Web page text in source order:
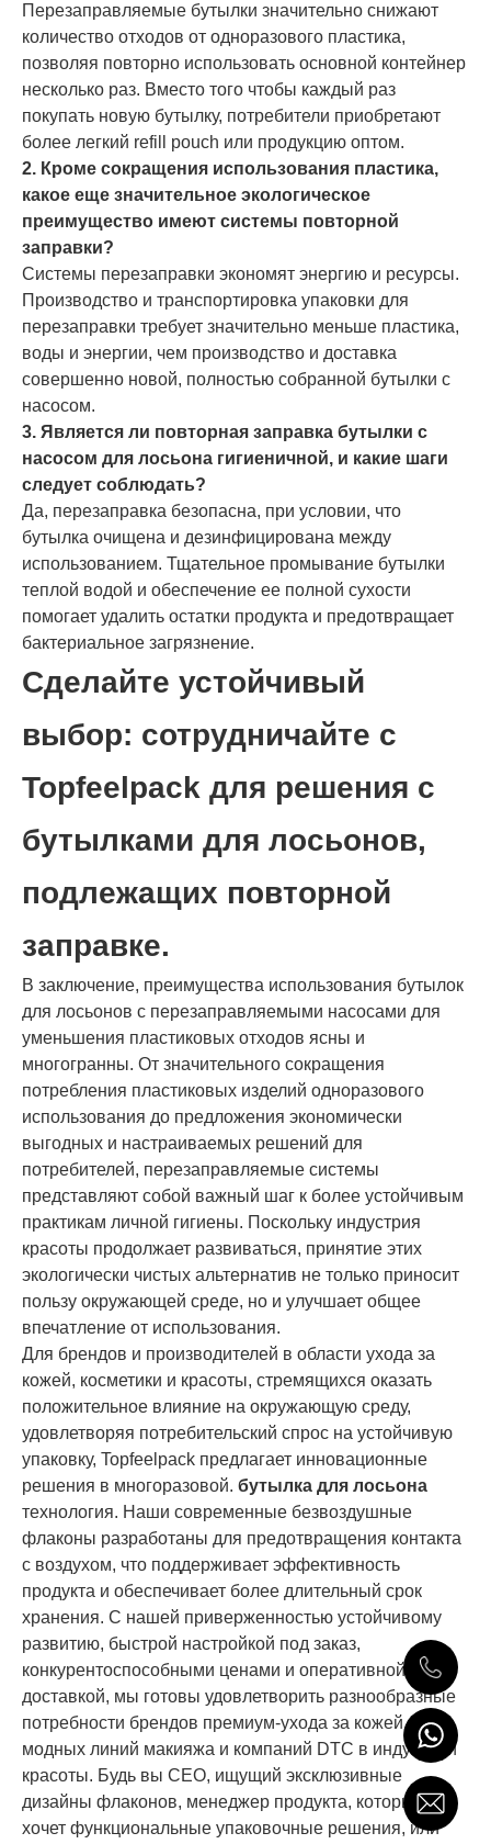
Перезаправляемые бутылки значительно снижают
количество отходов от одноразового пластика,
позволяя повторно использовать основной контейнер
несколько раз. Вместо того чтобы каждый раз
покупать новую бутылку, потребители приобретают
более легкий refill pouch или продукцию оптом.
2. Кроме сокращения использования пластика,
какое еще значительное экологическое
преимущество имеют системы повторной
заправки?
Системы перезаправки экономят энергию и ресурсы.
Производство и транспортировка упаковки для
перезаправки требует значительно меньше пластика,
воды и энергии, чем производство и доставка
совершенно новой, полностью собранной бутылки с
насосом.
3. Является ли повторная заправка бутылки с
насосом для лосьона гигиеничной, и какие шаги
следует соблюдать?
Да, перезаправка безопасна, при условии, что
бутылка очищена и дезинфицирована между
использованием. Тщательное промывание бутылки
теплой водой и обеспечение ее полной сухости
помогает удалить остатки продукта и предотвращает
бактериальное загрязнение.
Сделайте устойчивый
выбор: сотрудничайте с
Topfeelpack для решения с
бутылками для лосьонов,
подлежащих повторной
заправке.
В заключение, преимущества использования бутылок
для лосьонов с перезаправляемыми насосами для
уменьшения пластиковых отходов ясны и
многогранны. От значительного сокращения
потребления пластиковых изделий одноразового
использования до предложения экономически
выгодных и настраиваемых решений для
потребителей, перезаправляемые системы
представляют собой важный шаг к более устойчивым
практикам личной гигиены. Поскольку индустрия
красоты продолжает развиваться, принятие этих
экологически чистых альтернатив не только приносит
пользу окружающей среде, но и улучшает общее
впечатление от использования.
Для брендов и производителей в области ухода за
кожей, косметики и красоты, стремящихся оказать
положительное влияние на окружающую среду,
удовлетворяя потребительский спрос на устойчивую
упаковку, Topfeelpack предлагает инновационные
решения в многоразовой. бутылка для лосьона
технология. Наши современные безвоздушные
флаконы разработаны для предотвращения контакта
с воздухом, что поддерживает эффективность
продукта и обеспечивает более длительный срок
хранения. С нашей приверженностью устойчивому
развитию, быстрой настройкой под заказ,
конкурентоспособными ценами и оперативной
доставкой, мы готовы удовлетворить разнообразные
потребности брендов премиум-ухода за кожей,
модных линий макияжа и компаний DTC в индустрии
красоты. Будь вы CEO, ищущий эксклюзивные
дизайны флаконов, менеджер продукта, который
хочет функциональные упаковочные решения, или